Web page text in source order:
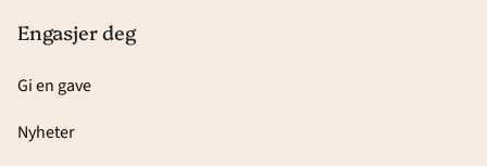
Engasjer deg
Gi en gave
Nyheter